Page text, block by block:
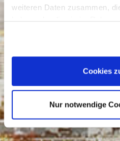
weiteren Daten zusammen,
Cookies, wenn Sie unsere
Cookies
Nur notwendige